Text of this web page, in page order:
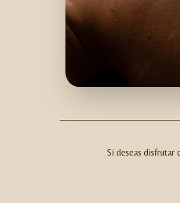
Si deseas disfrutar